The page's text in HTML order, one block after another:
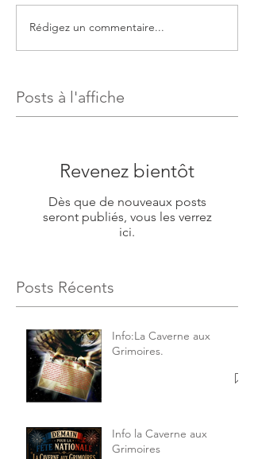
Rédigez un commentaire...
Posts à l'affiche
Revenez bientôt
Dès que de nouveaux posts
seront publiés, vous les verrez
ici.
Posts Récents
Info:La Caverne aux
Grimoires.
Info la Caverne aux
Grimoires